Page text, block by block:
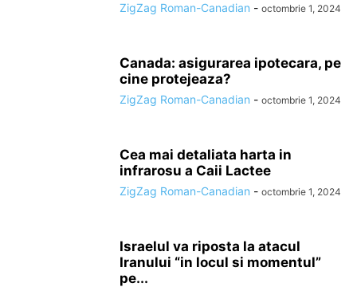
ZigZag Roman-Canadian - octombrie 1, 2024
Canada: asigurarea ipotecara, pe
cine protejeaza?
ZigZag Roman-Canadian - octombrie 1, 2024
Cea mai detaliata harta in
infrarosu a Caii Lactee
ZigZag Roman-Canadian - octombrie 1, 2024
Israelul va riposta la atacul
Iranului “in locul si momentul”
pe...